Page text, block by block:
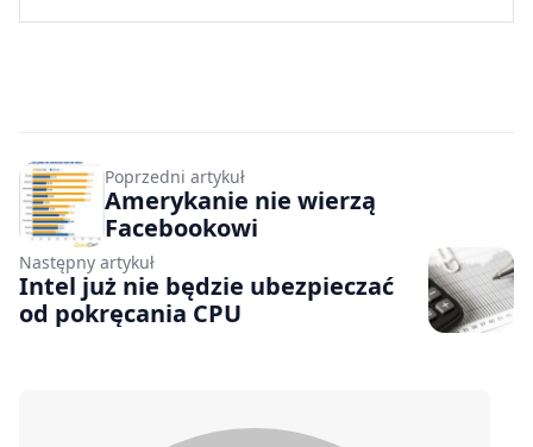
Poprzedni artykuł
Amerykanie nie wierzą
Facebookowi
Następny artykuł
Intel już nie będzie ubezpieczać
od pokręcania CPU